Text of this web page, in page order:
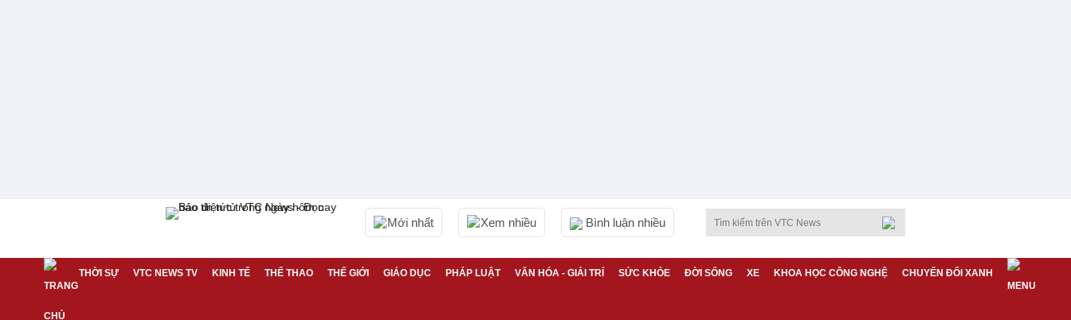
Mới nhất Xem nhiều Bình luận nhiều
THỜI SỰ VTC NEWS TV KINH TẾ THỂ THAO THẾ GIỚI GIÁO DỤC PHÁP LUẬT VĂN HÓA - GIẢI TRÍ SỨC KHỎE ĐỜI SỐNG XE KHOA HỌC CÔNG NGHỆ CHUYỂN ĐỔI XANH